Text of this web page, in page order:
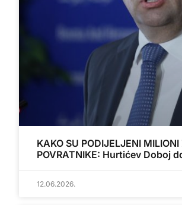
KAKO SU PODIJELJENI MILIONI
POVRATNIKE: Hurtićev Doboj
12.06.2026.